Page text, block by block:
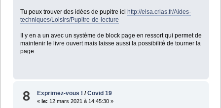
Tu peux trouver des idées de pupitre ici http://elsa.crias.fr/Aides-
techniques/Loisirs/Pupitre-de-lecture
Il y en a un avec un système de block page en ressort qui permet de
maintenir le livre ouvert mais laisse aussi la possibilité de tourner la
page.
8 Exprimez-vous ! /Covid 19
«le: 12 mars 2021 à 14:45:30 »